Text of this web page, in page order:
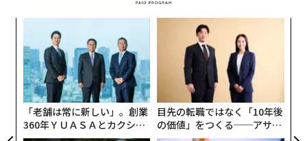
の半導体搭載量は大幅に増加した。電気自動車は通常、
電子制御システムへの依存度が高いため、内燃機関車両
の2倍から3倍の半導体を必要とする。
その結果、自動車メーカーはもはや、ある国から別の国
へ部品を移動させる単純で直線的なサプライチェーンを
管理しているわけではない。代わりに、半導体製造工
場、検査・パッケージング施設、車両組立ラインをアジ
「老舗は常に新しい」。創業
360年ＹＵＡＳＡとカクシン
CEO田尻望が語る、AIを超え
目先の転職ではなく「10年後
の価値」をつくる──アサイ
ンの長期伴走型支援とは